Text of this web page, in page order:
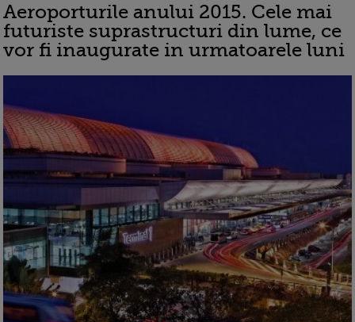
Aeroporturile anului 2015. Cele mai
futuriste suprastructuri din lume, ce
vor fi inaugurate in urmatoarele luni